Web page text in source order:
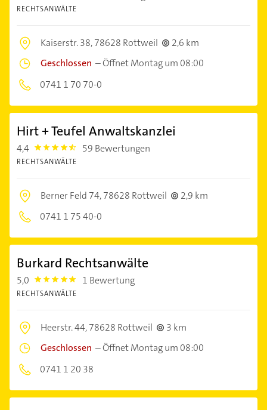
RECHTSANWÄLTE
Kaiserstr. 38,78628 Rottweil
2,6 km
Geschlossen –Öffnet Montag um 08:00
0741 1 70 70-0
Hirt + Teufel Anwaltskanzlei
4,4 4.4 59 Bewertungen
RECHTSANWÄLTE
Berner Feld 74,78628 Rottweil
2,9 km
0741 1 75 40-0
Burkard Rechtsanwälte
5,0 5.0 1 Bewertung
RECHTSANWÄLTE
Heerstr. 44,78628 Rottweil
3 km
Geschlossen –Öffnet Montag um 08:00
0741 1 20 38